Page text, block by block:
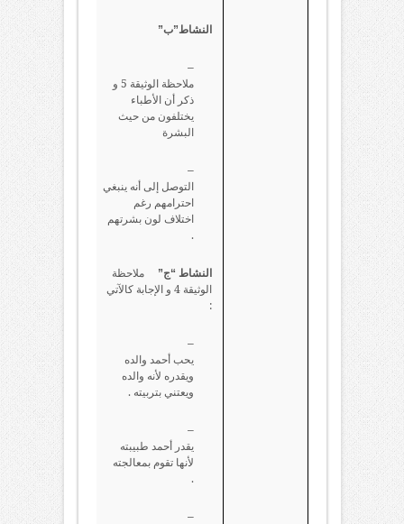
النشاط”ب”
–
ملاحظة الوثيقة 5 و
ذكر أن الأطباء
يختلفون من حيث
البشرة
–
التوصل إلى أنه ينبغي
احترامهم رغم
اختلاف لون بشرتهم
.
النشاط “ج” ملاحظة
الوثيقة 4 و الإجابة كالآتي
:
–
يحب أحمد والده
ويقدره لأنه والده
ويعتني بتربيته .
–
يقدر أحمد طبيبته
لأنها تقوم بمعالجته
.
–